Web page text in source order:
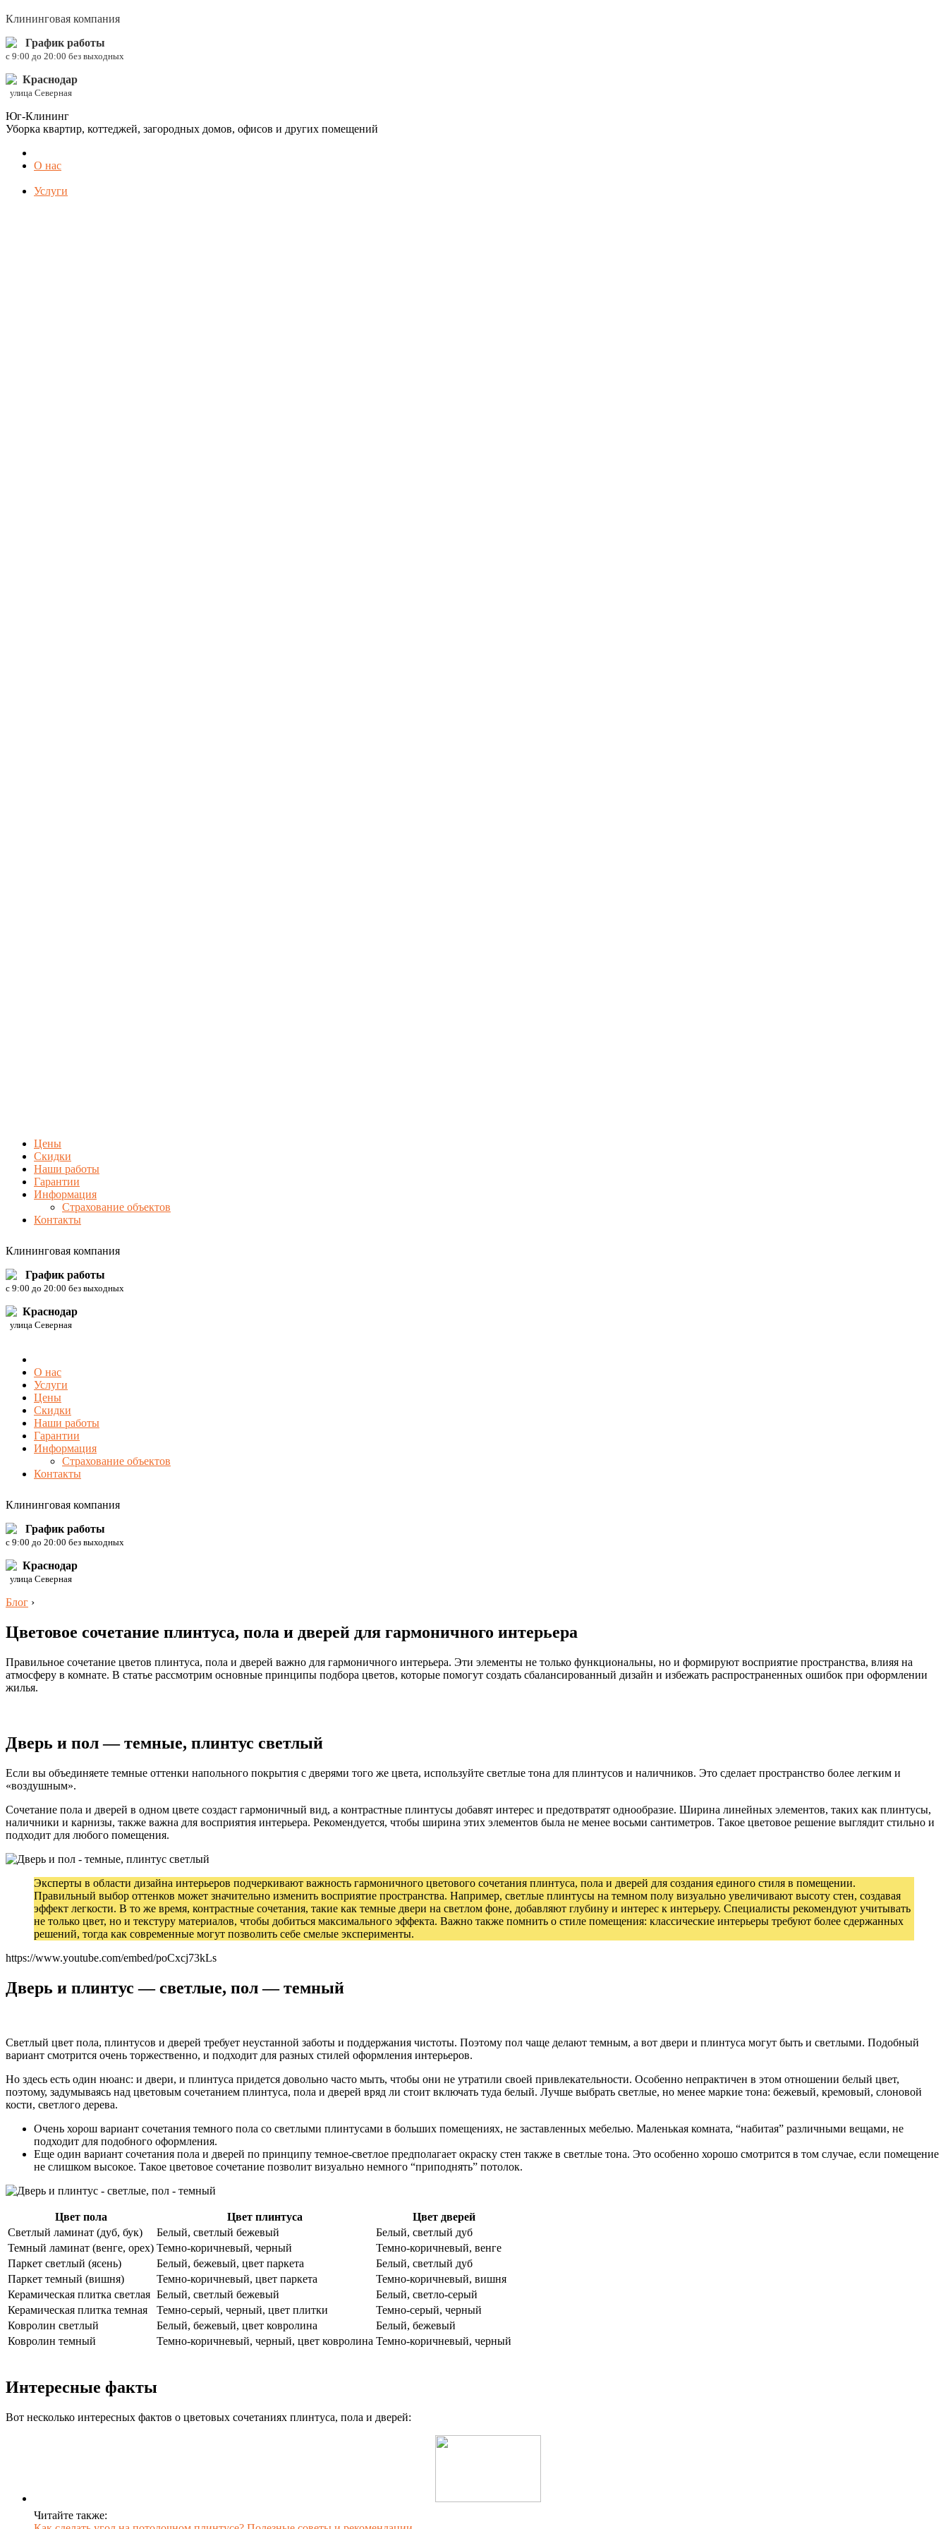
Клининговая компания
График работы
c 9:00 до 20:00 без выходных
Краснодар
улица Северная
Юг-Клининг
Уборка квартир, коттеджей, загородных домов, офисов и других помещений
О нас
Услуги
Цены
Скидки
Наши работы
Гарантии
Информация
Страхование объектов
Контакты
Клининговая компания
График работы
c 9:00 до 20:00 без выходных
Краснодар
улица Северная
О нас
Услуги
Цены
Скидки
Наши работы
Гарантии
Информация
Страхование объектов
Контакты
Клининговая компания
График работы
c 9:00 до 20:00 без выходных
Краснодар
улица Северная
Блог ›
Цветовое сочетание плинтуса, пола и дверей для гармоничного интерьера
Правильное сочетание цветов плинтуса, пола и дверей важно для гармоничного интерьера. Эти элементы не только функциональны, но и формируют восприятие пространства, влияя на
атмосферу в комнате. В статье рассмотрим основные принципы подбора цветов, которые помогут создать сбалансированный дизайн и избежать распространенных ошибок при оформлении
жилья.
Дверь и пол — темные, плинтус светлый
Если вы объединяете темные оттенки напольного покрытия с дверями того же цвета, используйте светлые тона для плинтусов и наличников. Это сделает пространство более легким и
«воздушным».
Сочетание пола и дверей в одном цвете создаст гармоничный вид, а контрастные плинтусы добавят интерес и предотвратят однообразие. Ширина линейных элементов, таких как плинтусы,
наличники и карнизы, также важна для восприятия интерьера. Рекомендуется, чтобы ширина этих элементов была не менее восьми сантиметров. Такое цветовое решение выглядит стильно и
подходит для любого помещения.
Эксперты в области дизайна интерьеров подчеркивают важность гармоничного цветового сочетания плинтуса, пола и дверей для создания единого стиля в помещении.
Правильный выбор оттенков может значительно изменить восприятие пространства. Например, светлые плинтусы на темном полу визуально увеличивают высоту стен, создавая
эффект легкости. В то же время, контрастные сочетания, такие как темные двери на светлом фоне, добавляют глубину и интерес к интерьеру. Специалисты рекомендуют учитывать
не только цвет, но и текстуру материалов, чтобы добиться максимального эффекта. Важно также помнить о стиле помещения: классические интерьеры требуют более сдержанных
решений, тогда как современные могут позволить себе смелые эксперименты.
https://www.youtube.com/embed/poCxcj73kLs
Дверь и плинтус — светлые, пол — темный
Светлый цвет пола, плинтусов и дверей требует неустанной заботы и поддержания чистоты. Поэтому пол чаще делают темным, а вот двери и плинтуса могут быть и светлыми. Подобный
вариант смотрится очень торжественно, и подходит для разных стилей оформления интерьеров.
Но здесь есть один нюанс: и двери, и плинтуса придется довольно часто мыть, чтобы они не утратили своей привлекательности. Особенно непрактичен в этом отношении белый цвет,
поэтому, задумываясь над цветовым сочетанием плинтуса, пола и дверей вряд ли стоит включать туда белый. Лучше выбрать светлые, но менее маркие тона: бежевый, кремовый, слоновой
кости, светлого дерева.
Очень хорош вариант сочетания темного пола со светлыми плинтусами в больших помещениях, не заставленных мебелью. Маленькая комната, “набитая” различными вещами, не
подходит для подобного оформления.
Еще один вариант сочетания пола и дверей по принципу темное-светлое предполагает окраску стен также в светлые тона. Это особенно хорошо смотрится в том случае, если помещение
не слишком высокое. Такое цветовое сочетание позволит визуально немного “приподнять” потолок.
Цвет пола Цвет плинтуса
Цвет дверей
Светлый ламинат (дуб, бук)
Белый, светлый бежевый
Белый, светлый дуб
Темный ламинат (венге, орех) Темно-коричневый, черный
Темно-коричневый, венге
Паркет светлый (ясень)
Белый, бежевый, цвет паркета
Белый, светлый дуб
Паркет темный (вишня)
Темно-коричневый, цвет паркета
Темно-коричневый, вишня
Керамическая плитка светлая Белый, светлый бежевый
Белый, светло-серый
Керамическая плитка темная
Темно-серый, черный, цвет плитки
Темно-серый, черный
Ковролин светлый
Белый, бежевый, цвет ковролина
Белый, бежевый
Ковролин темный
Темно-коричневый, черный, цвет ковролина Темно-коричневый, черный
Интересные факты
Вот несколько интересных фактов о цветовых сочетаниях плинтуса, пола и дверей:
Читайте также: